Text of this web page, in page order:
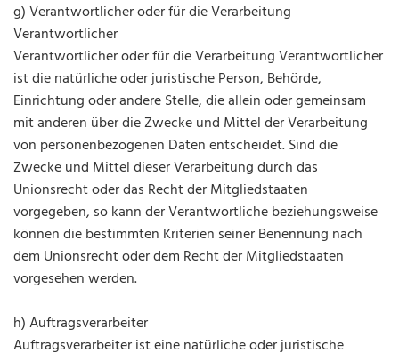
g) Verantwortlicher oder für die Verarbeitung
Verantwortlicher
Verantwortlicher oder für die Verarbeitung Verantwortlicher
ist die natürliche oder juristische Person, Behörde,
Einrichtung oder andere Stelle, die allein oder gemeinsam
mit anderen über die Zwecke und Mittel der Verarbeitung
von personenbezogenen Daten entscheidet. Sind die
Zwecke und Mittel dieser Verarbeitung durch das
Unionsrecht oder das Recht der Mitgliedstaaten
vorgegeben, so kann der Verantwortliche beziehungsweise
können die bestimmten Kriterien seiner Benennung nach
dem Unionsrecht oder dem Recht der Mitgliedstaaten
vorgesehen werden.
h) Auftragsverarbeiter
Auftragsverarbeiter ist eine natürliche oder juristische